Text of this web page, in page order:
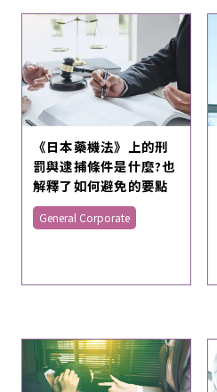
《日本藥機法》上的刑
罰與逮捕條件是什麼?也
解釋了如何避免的要點
General Corporate